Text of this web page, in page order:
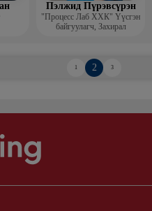
Пэлжид Пүрэвсүрэн
"Процесс Лаб ХХК" Үүсгэн
байгуулагч, Захирал
1 2 3